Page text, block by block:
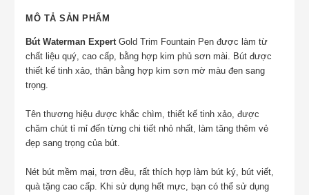
MÔ TẢ SẢN PHẨM
Bút Waterman ExpertGold Trim Fountain Pen được làm từ
chất liệu quý, cao cấp, bằng hợp kim phủ sơn mài. Bút được
thiết kế tinh xảo, thân bằng hợp kim sơn mờ màu đen sang
trọng.
Tên thương hiệu được khắc chìm, thiết kế tinh xảo, được
chăm chút tỉ mỉ đến từng chi tiết nhỏ nhất, làm tăng thêm vẻ
đẹp sang trọng của bút.
Nét bút mềm mại, trơn đều, rất thích hợp làm bút ký, bút viết,
quà tặng cao cấp. Khi sử dụng hết mực, bạn có thể sử dụng